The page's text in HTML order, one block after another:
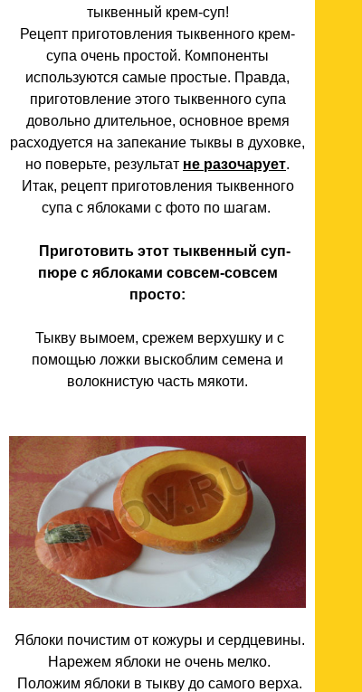
тыквенный крем-суп!
Рецепт приготовления тыквенного крем-
супа очень простой. Компоненты
используются самые простые. Правда,
приготовление этого тыквенного супа
довольно длительное, основное время
расходуется на запекание тыквы в духовке,
но поверьте, результат не разочарует.
Итак, рецепт приготовления тыквенного
супа с яблоками с фото по шагам.
Приготовить этот тыквенный суп-
пюре с яблоками совсем-совсем
просто:
Тыкву вымоем, срежем верхушку и с
помощью ложки выскоблим семена и
волокнистую часть мякоти.
Яблоки почистим от кожуры и сердцевины.
Нарежем яблоки не очень мелко.
Положим яблоки в тыкву до самого верха.